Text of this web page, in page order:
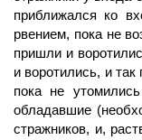
приближался ко
рвением, пока не
пришли и
и воротились, и так
пока не
обладавшие
стражников, и,